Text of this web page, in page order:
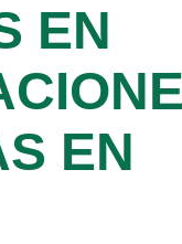
EN
EN